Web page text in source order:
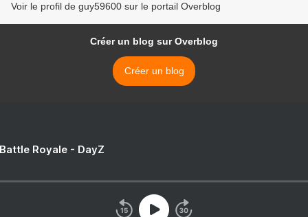
Voir le profil de guy59600 sur le portail Overblog
Créer un blog sur Overblog
Créer un blog
Royale - DayZ